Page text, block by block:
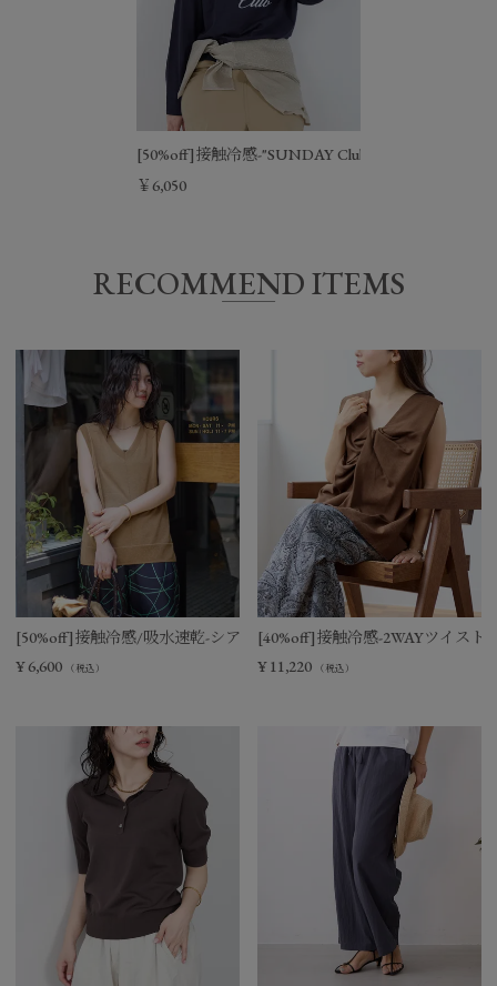
[50%off]接触冷感-"SUNDAY Club"ロゴロングT-shirt
￥6,050
RECOMMEND ITEMS
[50%off]接触冷感/吸水速乾-シアーVネックニットベスト
¥ 6,600 （税込）
[40%off]接触冷感-2WAYツイスト
¥ 11,220 （税込）